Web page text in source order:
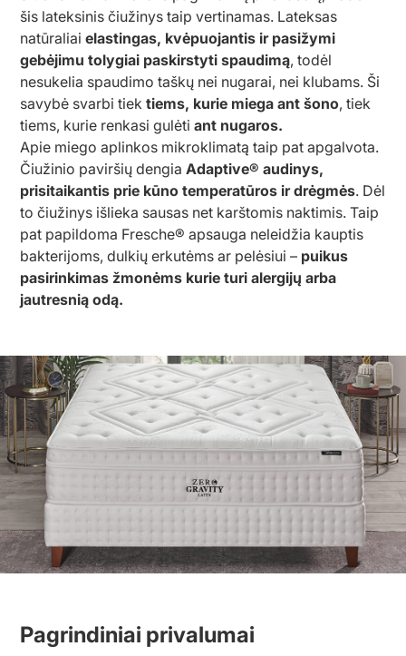
šis lateksinis čiužinys taip vertinamas. Lateksas
natūraliaielastingas, kvėpuojantis ir pasižymi
gebėjimu tolygiai paskirstyti spaudimą, todėl
nesukelia spaudimo taškų nei nugarai, nei klubams. Ši
savybė svarbi tiektiems, kurie miega ant šono, tiek
tiems, kurie renkasi gulėtiant nugaros.
Apie miego aplinkos mikroklimatą taip pat apgalvota.
Čiužinio paviršių dengiaAdaptive® audinys,
prisitaikantis prie kūno temperatūros ir drėgmės. Dėl
to čiužinys išlieka sausas net karštomis naktimis. Taip
pat papildoma Fresche® apsauga neleidžia kauptis
bakterijoms, dulkių erkutėms ar pelėsiui – puikus
pasirinkimas žmonėms kurie turi alergijų arba
jautresnią odą.
Pagrindiniai privalumai